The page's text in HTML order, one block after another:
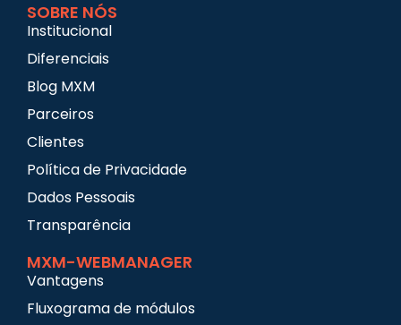
SOBRE NÓS
Institucional
Diferenciais
Blog MXM
Parceiros
Clientes
Política de Privacidade
Dados Pessoais
Transparência
MXM-WEBMANAGER
Vantagens
Fluxograma de módulos